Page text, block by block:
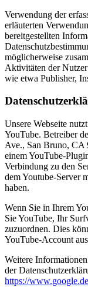
Verwendung der
erläuterten
bereitgestellten
möglicherweise
Aktivitäten der
wie etwa Publisher,
Unsere Webseite
YouTube. Betreiber
Ave., San Bruno, CA
einem YouTube-
Verbindung zu den
dem Youtube-Server
haben.
Wenn Sie in Ihrem
Sie YouTube, Ihr
zuzuordnen. Dies
YouTube-Account
Weitere
der
https://